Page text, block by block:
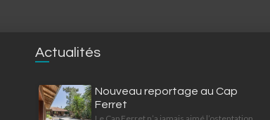
Actualités
Nouveau reportage au Cap
Ferret